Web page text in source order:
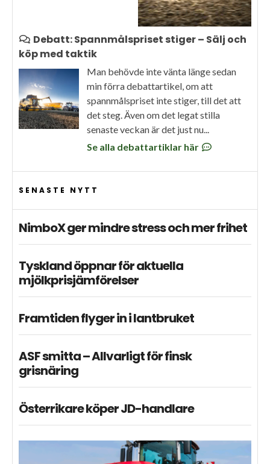
Debatt: Spannmålspriset stiger – Sälj och
köp med taktik
Man behövde inte vänta länge sedan
min förra debattartikel, om att
spannmålspriset inte stiger, till det att
det steg. Även om det legat stilla
senaste veckan är det just nu...
Se alla debattartiklar här
SENASTE NYTT
NimboX ger mindre stress och mer frihet
Tyskland öppnar för aktuella
mjölkprisjämförelser
Framtiden flyger in i lantbruket
ASF smitta – Allvarligt för finsk
grisnäring
Österrikare köper JD-handlare